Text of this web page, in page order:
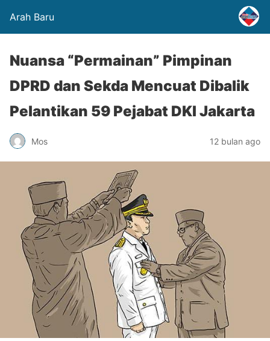
Arah Baru
Nuansa “Permainan” Pimpinan
DPRD dan Sekda Mencuat Dibalik
Pelantikan 59 Pejabat DKI Jakarta
Mos 12 bulan ago